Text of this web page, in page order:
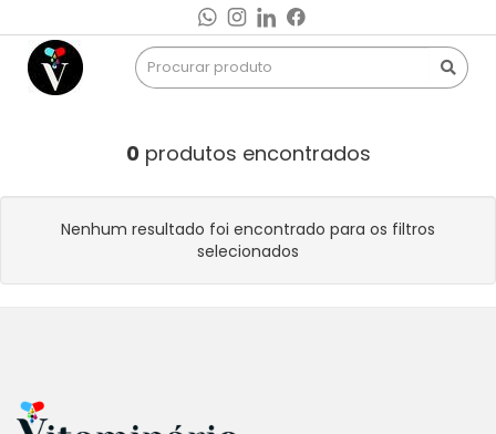
0 produtos encontrados
Nenhum resultado foi encontrado para os filtros
selecionados